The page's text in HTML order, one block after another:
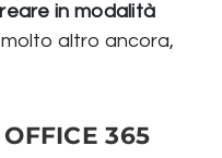
in modalità
altro ancora,
365